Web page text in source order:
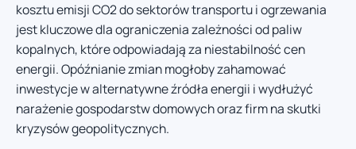
kosztu emisji CO2 do sektorów transportu i ogrzewania
jest kluczowe dla ograniczenia zależności od paliw
kopalnych, które odpowiadają za niestabilność cen
energii. Opóźnianie zmian mogłoby zahamować
inwestycje w alternatywne źródła energii i wydłużyć
narażenie gospodarstw domowych oraz firm na skutki
kryzysów geopolitycznych.